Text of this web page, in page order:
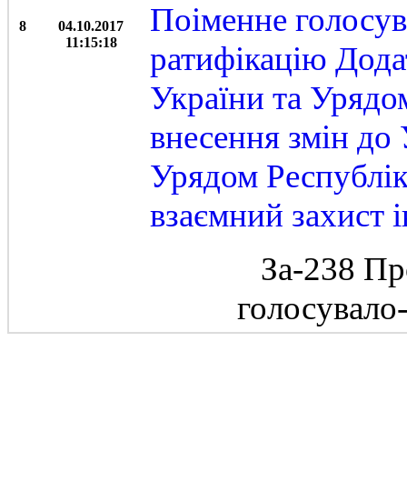
8
04.10.2017
11:15:18
Поіменне
ратифікацію
України та
внесення змін
Урядом
взаємний захист
За-238